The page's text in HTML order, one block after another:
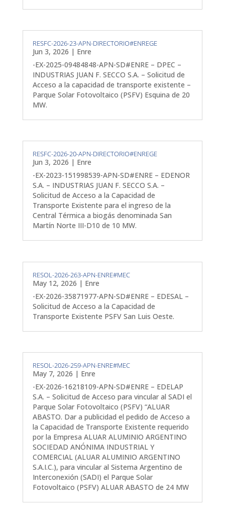
RESFC-2026-23-APN-DIRECTORIO#ENREGE
Jun 3, 2026 | Enre
-EX-2025-09484848-APN-SD#ENRE – DPEC –
INDUSTRIAS JUAN F. SECCO S.A. – Solicitud de
Acceso a la capacidad de transporte existente –
Parque Solar Fotovoltaico (PSFV) Esquina de 20
MW.
RESFC-2026-20-APN-DIRECTORIO#ENREGE
Jun 3, 2026 | Enre
-EX-2023-151998539-APN-SD#ENRE – EDENOR
S.A. – INDUSTRIAS JUAN F. SECCO S.A. –
Solicitud de Acceso a la Capacidad de
Transporte Existente para el ingreso de la
Central Térmica a biogás denominada San
Martín Norte III-D10 de 10 MW.
RESOL-2026-263-APN-ENRE#MEC
May 12, 2026 | Enre
-EX-2026-35871977-APN-SD#ENRE – EDESAL –
Solicitud de Acceso a la Capacidad de
Transporte Existente PSFV San Luis Oeste.
RESOL-2026-259-APN-ENRE#MEC
May 7, 2026 | Enre
-EX-2026-16218109-APN-SD#ENRE – EDELAP
S.A. – Solicitud de Acceso para vincular al SADI el
Parque Solar Fotovoltaico (PSFV) “ALUAR
ABASTO. Dar a publicidad el pedido de Acceso a
la Capacidad de Transporte Existente requerido
por la Empresa ALUAR ALUMINIO ARGENTINO
SOCIEDAD ANÓNIMA INDUSTRIAL Y
COMERCIAL (ALUAR ALUMINIO ARGENTINO
S.A.I.C.), para vincular al Sistema Argentino de
Interconexión (SADI) el Parque Solar
Fotovoltaico (PSFV) ALUAR ABASTO de 24 MW